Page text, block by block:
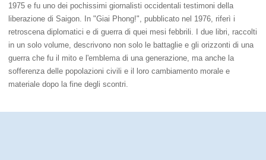
1975 e fu uno dei pochissimi giornalisti occidentali testimoni della
liberazione di Saigon. In "Giai Phong!", pubblicato nel 1976, riferì i
retroscena diplomatici e di guerra di quei mesi febbrili. I due libri, raccolti
in un solo volume, descrivono non solo le battaglie e gli orizzonti di una
guerra che fu il mito e l'emblema di una generazione, ma anche la
sofferenza delle popolazioni civili e il loro cambiamento morale e
materiale dopo la fine degli scontri.